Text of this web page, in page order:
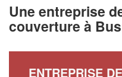
Une entreprise
couverture à
ENTREPRISE